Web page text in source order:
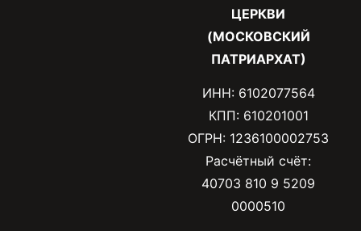
ЦЕРКВИ
(МОСКОВСКИЙ
ПАТРИАРХАТ)
ИНН: 6102077564
КПП: 610201001
ОГРН: 1236100002753
Расчётный счёт:
40703 810 9 5209
0000510